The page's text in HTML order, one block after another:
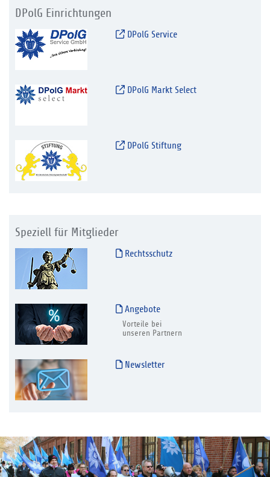
DPolG Einrichtungen
DPolG Service
DPolG Markt Select
DPolG Stiftung
Speziell für Mitglieder
Rechtsschutz
Angebote
Vorteile bei
unseren Partnern
Newsletter